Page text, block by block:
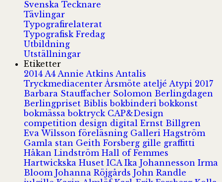
Svenska Tecknare
Tävlingar
Typografirelaterat
Typografisk Fredag
Utbildning
Utställningar
Etiketter
2014 A4 Annie Atkins Antalis
Tryckmediacenter Årsmöte ateljé Atypi 2017
Barbara Stauffacher Solomon Berlingdagen
Berlingpriset Biblisbokbinderibokkonst
bokmässaboktryck CAP&Design
competition design digital Ernst Billgren
Eva Wilsson föreläsning Galleri Hagström
Gamla stan Geith Forsberg gille graffitti
Håkan Lindström Hall of Femmes
Hartwickska Huset ICA Ika Johannesson Irma
Bloom Johanna Röjgårds John Randle